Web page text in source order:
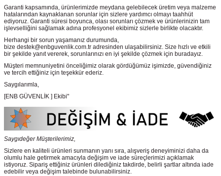
Garanti kapsamında, ürünlerimizde meydana gelebilecek üretim veya malzeme
hatalarından kaynaklanan sorunlar için sizlere yardımcı olmayı taahhüt
ediyoruz. Garanti süresi boyunca, olası sorunları çözmek ve ürünlerinizin tam
işlevselliğini sağlamak adına profesyonel ekibimiz sizlerle birlikte olacaktır.
Herhangi bir sorun yaşamanız durumunda,
bize destek@enbguvenlik.com.tr adresinden ulaşabilirsiniz. Size hızlı ve etkili
bir şekilde yanıt vererek, sorunlarınızı en iyi şekilde çözmek için buradayız.
Müşteri memnuniyetini önceliğimiz olarak gördüğümüz işimizde, güvendiğiniz
ve tercih ettiğiniz için teşekkür ederiz.
Saygılarımla,
[ENB GÜVENLİK ] Ekibi"
Saygıdeğer Müşterilerimiz,
Sizlere en kaliteli ürünleri sunmanın yanı sıra, alışveriş deneyiminizi daha da
olumlu hale getirmek amacıyla değişim ve iade süreçlerimizi açıklamak
istiyoruz. Sipariş ettiğiniz ürünleri dilediğiniz takdirde, belirli şartlar altında iade
edebilir veya değişim talebinde bulunabilirsiniz.